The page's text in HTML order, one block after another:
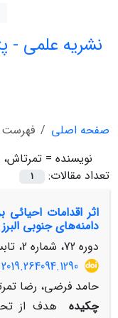
نشریه علمی -
صفحه اصلی
فهرست
نویسنده =
تعداد مقالات:
1
اثر اقدامات
دامنه‌های جنوبی
دوره 72، شماره 2، تابستان 1398، صفحه
حامد فرضی، رضا
چکیده
هدف از